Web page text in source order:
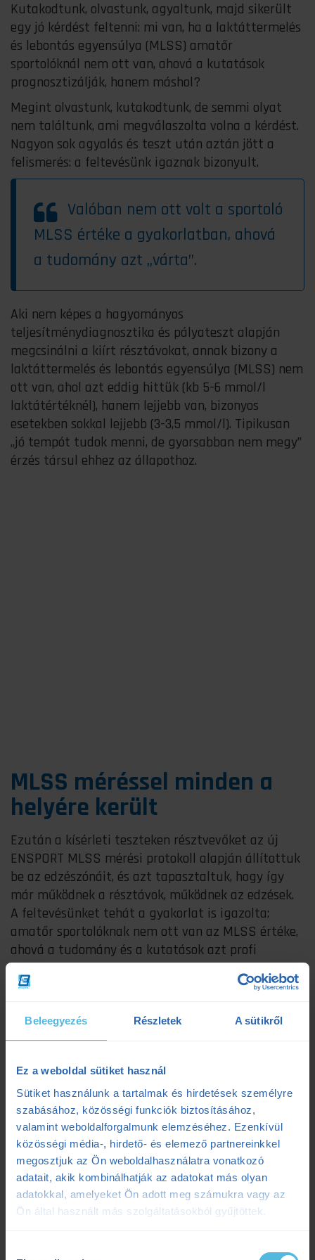
Beleegyezés Részletek A sütikről
Ez a weboldal sütiket használ
Sütiket használunk a tartalmak és hirdetések személyre
szabásához, közösségi funkciók biztosításához,
valamint weboldalforgalmunk elemzéséhez. Ezenkívül
közösségi média-, hirdető- és elemező partnereinkkel
megosztjuk az Ön weboldalhasználatra vonatkozó
adatait, akik kombinálhatják az adatokat más olyan
adatokkal, amelyeket Ön adott meg számukra vagy az
Ön által használt más szolgáltatásokból gyűjtöttek.
Kutakodtunk, olvastunk, agyaltunk, majd sikerült
egy jó kérdést feltenni: mi van, ha a laktáttermelés
és lebontás egyensúlya (MLSS) amatőr
sportolóknál nem ott van, ahová a kutatások
prognosztizálják, hanem máshol?
Megint olvastunk, kutakodtunk, de semmi olyat
nem találtunk, ami megválaszolta volna a kérdést.
Nagyon sok agyalás és teszt után aztán jött a
felismerés: a feltevésünk igaznak bizonyult.
Valóban nem ott volt a sportoló
MLSS értéke a gyakorlatban, ahová
a tudomány azt „várta”.
Aki nem képes a hagyományos
teljesítménydiagnosztika és pályateszt alapján
megcsinálni a kiírt résztávokat, annak bizony a
laktáttermelés és lebontás egyensúlya (MLSS) nem
ott van, ahol azt eddig hittük (kb 5-6 mmol/l
laktátértéknél), hanem lejjebb van, bizonyos
esetekben sokkal lejjebb (3-3,5 mmol/l). Tipikusan
„jó tempót tudok menni, de gyorsabban nem megy”
érzés társul ehhez az állapothoz.
MLSS méréssel minden a
helyére került
Ezután a kísérleti teszteken résztvevőket az új
ENSPORT MLSS mérési protokoll alapján állítottuk
be az edzészónáit, és azt tapasztaltuk, hogy így
már működnek a résztávok, működnek az edzések.
A feltevésünket tehát a gyakorlat is igazolta:
amatőr sportolóknak nem ott van az MLSS értéke,
ahová a tudomány és a kutatások azt profi
sportolókon mérve megbecsülték.
Miért lesz hasznos az MLSS
protokoll?
ad, amivel hatékonyabb edzésmunka végezhető, ez
pedig a pályán mutatott teljesítményen is
meglátszik majd!
Az MLSS teszt 2022. november 1-jétől lesz elérhető
az ENSPORT-nál!
edzészóna ensport FTP
funkcionális küszöb